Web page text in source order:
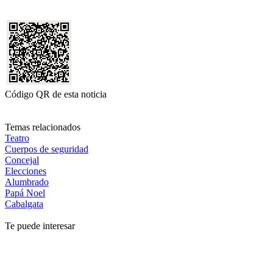
Código QR de esta noticia
Temas relacionados
Teatro
Cuerpos de seguridad
Concejal
Elecciones
Alumbrado
Papá Noel
Cabalgata
Te puede interesar